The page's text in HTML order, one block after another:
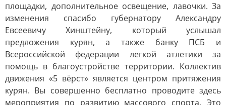
площадки, дополнительное освещение, лавочки. За
изменения спасибо губернатору Александру
Евсеевичу Хинштейну, который услышал
предложения курян, а также банку ПСБ и
Всероссийской федерации легкой атлетики за
помощь в благоустройстве территории. Коллектив
движения «5 вёрст» является центром притяжения
курян. Вы совершенно бесплатно проводите здесь
мероприятия по развитию массового спорта. Это